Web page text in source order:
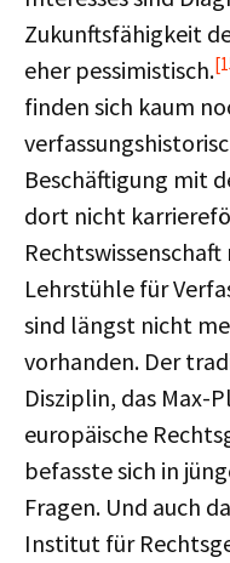
Zukunftsfähigkeit
eher pessimistisch.
finden sich kaum
Beschäftigung mit
dort nicht
Lehrstühle für
sind längst nicht
vorhanden. Der
Disziplin, das Max-
europäische
befasste sich in
Fragen. Und auch
Institut für